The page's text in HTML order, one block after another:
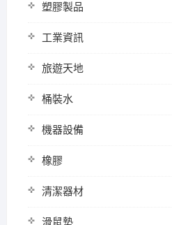
塑膠製品
工業資訊
旅遊天地
桶裝水
機器設備
橡膠
清潔器材
滑鼠墊